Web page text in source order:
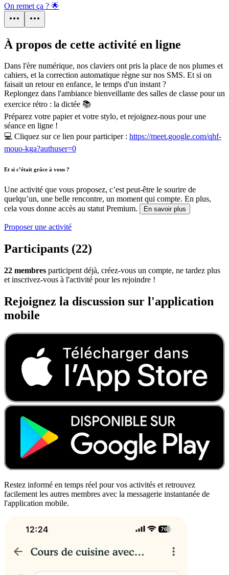
On remet ça ? 🌟
À propos de cette activité en ligne
Dans l'ère numérique, nos claviers ont pris la place de nos plumes et
cahiers, et la correction automatique règne sur nos SMS. Et si on
faisait un retour en enfance, le temps d'un instant ?
Replongez dans l'ambiance bienveillante des salles de classe pour un
exercice rétro : la dictée 📚
Préparez votre papier et votre stylo, et rejoignez-nous pour une
séance en ligne !
💻 Cliquez sur ce lien pour participer : https://meet.google.com/qhf-
mouo-kga?authuser=0
Et si c’était grâce à vous ?
Une activité que vous proposez, c’est peut-être le sourire de
quelqu’un, une belle rencontre, un moment qui compte. En plus,
cela vous donne accès au statut Premium.
En savoir plus
Proposer une activité
Participants (22)
22 membres participent déjà, créez-vous un compte, ne tardez plus
et inscrivez-vous à l'activité pour les rejoindre !
Rejoignez la discussion sur l'application
mobile
Restez informé en temps réel pour vos activités et retrouvez
facilement les autres membres avec la messagerie instantanée de
l'application mobile.